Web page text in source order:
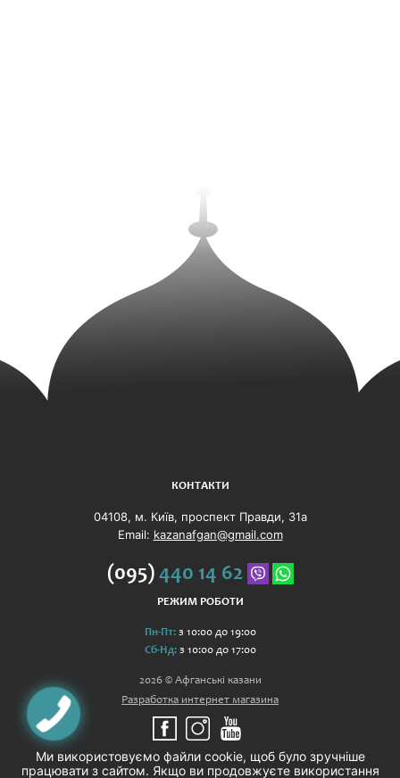
КОНТАКТИ
04108, м. Київ, проспект Правди, 31а
Email: kazanafgan@gmail.com
(095)440 14 62
РЕЖИМ РОБОТИ
Пн-Пт:з 10:00 до 19:00
Сб-Нд:з 10:00 до 17:00
2026 © Афганські казани
Разработка интернет магазина
Ми використовуємо файли cookie, щоб було зручніше
працювати з сайтом. Якщо ви продовжуєте використання